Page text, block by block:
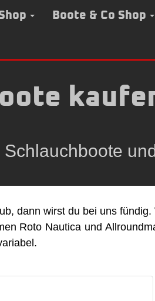
Boote & Co Shop
dann wirst du bei uns
Roto Nautica und